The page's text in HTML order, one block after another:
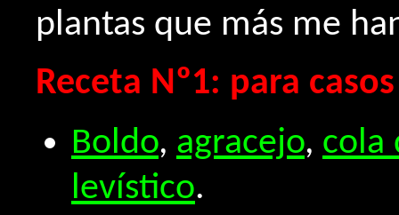
plantas que más me
Receta Nº1: para
Boldo, agracejo, cola
levístico.